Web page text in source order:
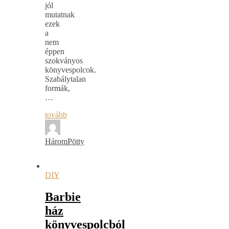
jól
mutatnak
ezek
a
nem
éppen
szokványos
könyvespolcok.
Szabálytalan
formák,
…
tovább
HáromPötty
DIY
Barbie
ház
könyvespolcból